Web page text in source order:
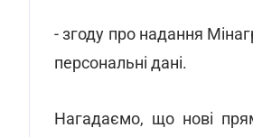
- згоду про надання
персональні дані.
Нагадаємо, що нові